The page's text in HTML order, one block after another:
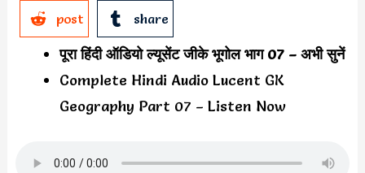
post share
पूरा हिंदी ऑडियो ल्यूसेंट जीके भूगोल भाग 07 – अभी सुनें
Complete Hindi Audio Lucent GK
Geography Part 07 – Listen Now